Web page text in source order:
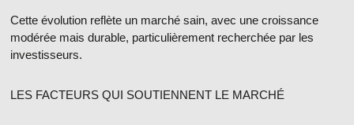
Cette évolution reflète un marché sain, avec une croissance
modérée mais durable, particulièrement recherchée par les
investisseurs.
LES FACTEURS QUI SOUTIENNENT LE MARCHÉ